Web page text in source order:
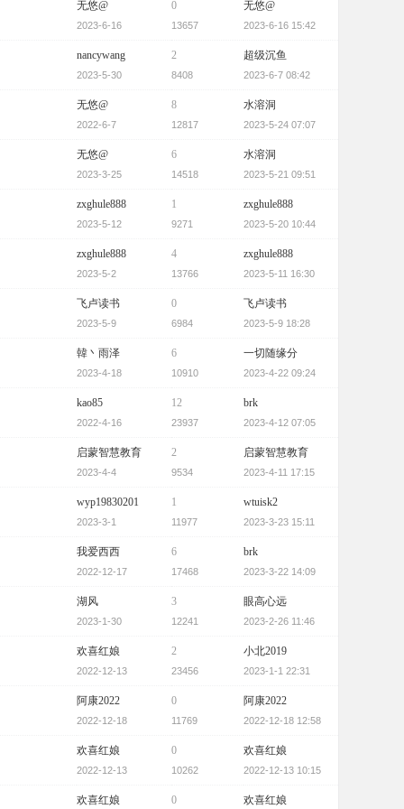
无悠@
2023-6-16
0
13657
无悠@
2023-6-16 15:42
nancywang
2023-5-30
2
8408
超级沉鱼
2023-6-7 08:42
无悠@
2022-6-7
8
12817
水溶洞
2023-5-24 07:07
无悠@
2023-3-25
6
14518
水溶洞
2023-5-21 09:51
zxghule888
2023-5-12
1
9271
zxghule888
2023-5-20 10:44
zxghule888
2023-5-2
4
13766
zxghule888
2023-5-11 16:30
飞卢读书
2023-5-9
0
6984
飞卢读书
2023-5-9 18:28
韓丶雨泽
2023-4-18
6
10910
一切随缘分
2023-4-22 09:24
kao85
2022-4-16
12
23937
brk
2023-4-12 07:05
启蒙智慧教育
2023-4-4
2
9534
启蒙智慧教育
2023-4-11 17:15
wyp19830201
2023-3-1
1
11977
wtuisk2
2023-3-23 15:11
我爱西西
2022-12-17
6
17468
brk
2023-3-22 14:09
湖风
2023-1-30
3
12241
眼高心远
2023-2-26 11:46
欢喜红娘
2022-12-13
2
23456
小北2019
2023-1-1 22:31
阿康2022
2022-12-18
0
11769
阿康2022
2022-12-18 12:58
欢喜红娘
2022-12-13
0
10262
欢喜红娘
2022-12-13 10:15
欢喜红娘 0 欢喜红娘